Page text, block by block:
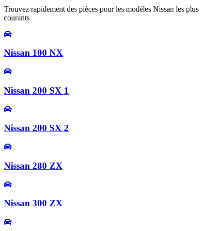
Trouvez rapidement des pièces pour les modèles Nissan les plus
courants
Nissan 100 NX
Nissan 200 SX 1
Nissan 200 SX 2
Nissan 280 ZX
Nissan 300 ZX